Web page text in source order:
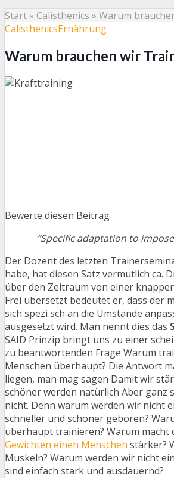
Start» Calisthenics » Warum
CalisthenicsErnährung
Warum brauchen wir
Bewerte diesen Beitrag
“Specific adaptation to
Der Dozent des letzten
habe, hat diesen Satz vermutlich ca.
über den Zeitraum von einer
Frei übersetzt bedeutet er, dass der
sich spezi sch an die Umstände
ausgesetzt wird. Man nennt dies das
SAID Prinzip bringt uns zu einer
zu beantwortenden Frage Warum
Menschen überhaupt? Die Antwort
liegen, man mag sagen Damit wir
schöner werden natürlich Aber ganz
nicht. Denn warum werden wir nicht
schneller und schöner geboren?
überhaupt trainieren? Warum macht
Gewichten einen Menschen stärker?
Muskeln? Warum werden wir nicht
sind einfach stark und ausdauernd?